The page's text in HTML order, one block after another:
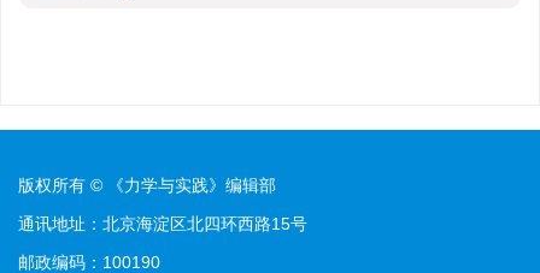
版权所有 © 《力学与实践》编辑部
通讯地址：北京海淀区北四环西路15号
邮政编码：100190